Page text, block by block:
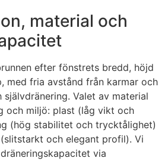
material och
efter fönstrets bredd, höjd
med fria avstånd från karmar och
Valet av material
och miljö: plast (låg vikt och
(hög stabilitet och trycktålighet)
och elegant profil). Vi
via